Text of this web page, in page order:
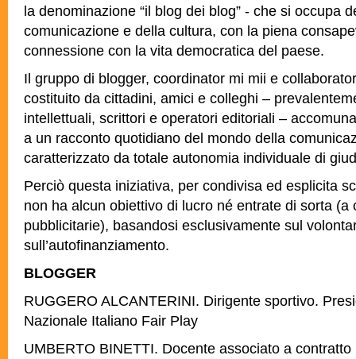
la denominazione “il blog dei blog” - che si occupa
comunicazione e della cultura, con la piena
connessione con la vita democratica del paese.
Il gruppo di blogger, coordinator mi mii e
costituito da cittadini, amici e colleghi –
intellettuali, scrittori e operatori editoriali –
a un racconto quotidiano del mondo della
caratterizzato da totale autonomia individuale di
Perciò questa iniziativa, per condivisa ed esplicita
non ha alcun obiettivo di lucro né entrate di sorta (a
pubblicitarie), basandosi esclusivamente sul
sull’autofinanziamento.
BLOGGER
RUGGERO ALCANTERINI. Dirigente sportivo.
Nazionale Italiano Fair Play
UMBERTO BINETTI. Docente associato a